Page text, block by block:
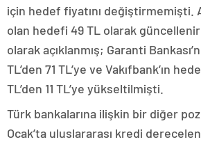
için hedef fiyatını değiştirmemişti.
olan hedefi 49 TL olarak
olarak açıklanmış; Garanti
TL’den 71 TL’ye ve Vakıfbank’ın
TL’den 11 TL’ye yükseltilmişti.
Türk bankalarına ilişkin bir diğer
Ocak’ta uluslararası kredi